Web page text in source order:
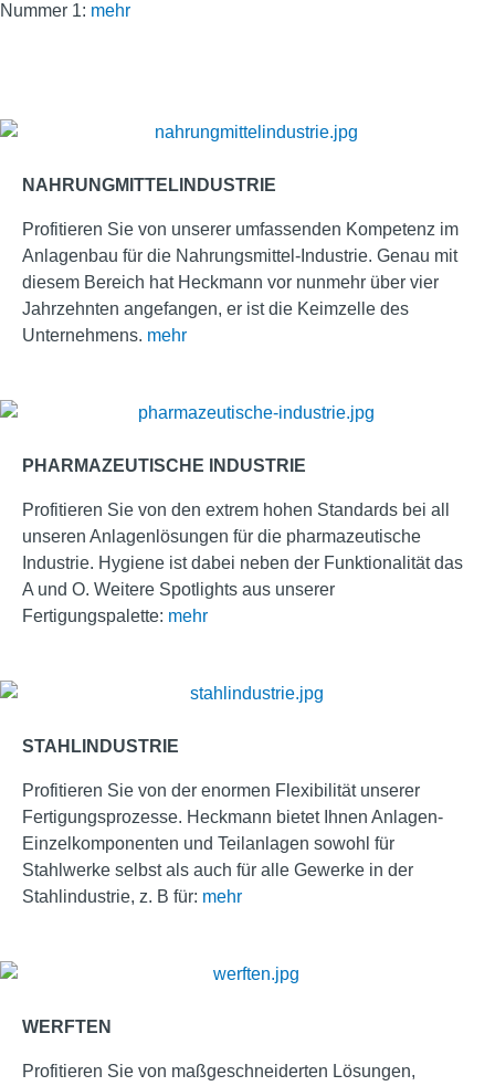
Nummer 1: mehr
NAHRUNGMITTELINDUSTRIE
Profitieren Sie von unserer umfassenden Kompetenz im
Anlagenbau für die Nahrungsmittel-Industrie. Genau mit
diesem Bereich hat Heckmann vor nunmehr über vier
Jahrzehnten angefangen, er ist die Keimzelle des
Unternehmens. mehr
PHARMAZEUTISCHE INDUSTRIE
Profitieren Sie von den extrem hohen Standards bei all
unseren Anlagenlösungen für die pharmazeutische
Industrie. Hygiene ist dabei neben der Funktionalität das
A und O. Weitere Spotlights aus unserer
Fertigungspalette: mehr
STAHLINDUSTRIE
Profitieren Sie von der enormen Flexibilität unserer
Fertigungsprozesse. Heckmann bietet Ihnen Anlagen-
Einzelkomponenten und Teilanlagen sowohl für
Stahlwerke selbst als auch für alle Gewerke in der
Stahlindustrie, z. B für: mehr
WERFTEN
Profitieren Sie von maßgeschneiderten Lösungen,